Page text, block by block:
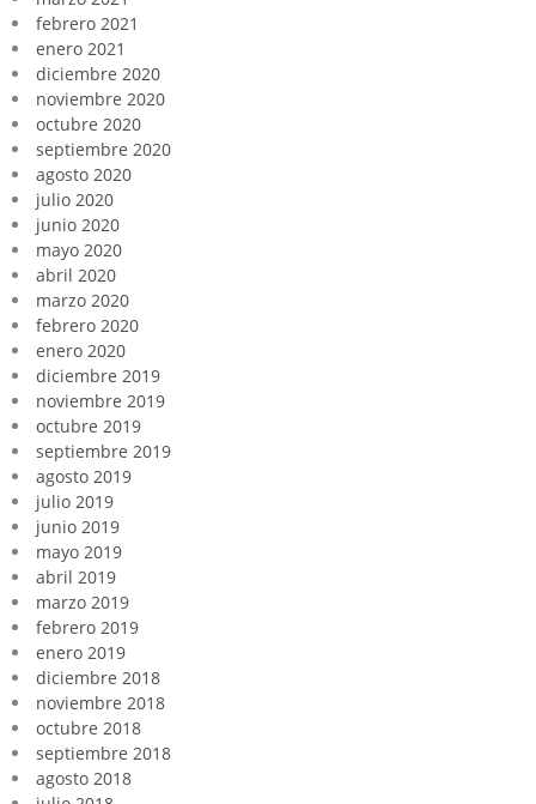
febrero 2021
enero 2021
diciembre 2020
noviembre 2020
octubre 2020
septiembre 2020
agosto 2020
julio 2020
junio 2020
mayo 2020
abril 2020
marzo 2020
febrero 2020
enero 2020
diciembre 2019
noviembre 2019
octubre 2019
septiembre 2019
agosto 2019
julio 2019
junio 2019
mayo 2019
abril 2019
marzo 2019
febrero 2019
enero 2019
diciembre 2018
noviembre 2018
octubre 2018
septiembre 2018
agosto 2018